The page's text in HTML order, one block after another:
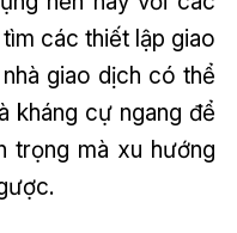
các thiết lập giao
giao dịch có thể
kháng cự ngang để
trọng mà xu hướng